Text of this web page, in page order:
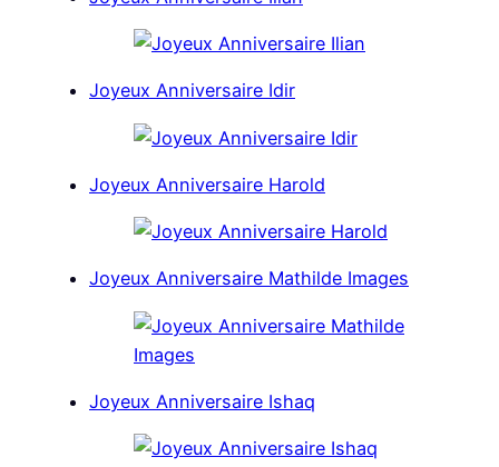
Joyeux Anniversaire Idir
Joyeux Anniversaire Harold
Joyeux Anniversaire Mathilde Images
Joyeux Anniversaire Ishaq